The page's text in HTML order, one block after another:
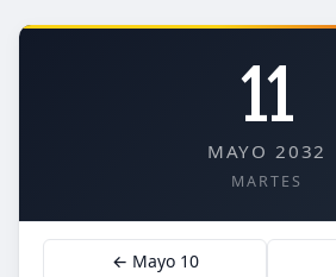
11
MAYO 2032
MARTES
← Mayo 10